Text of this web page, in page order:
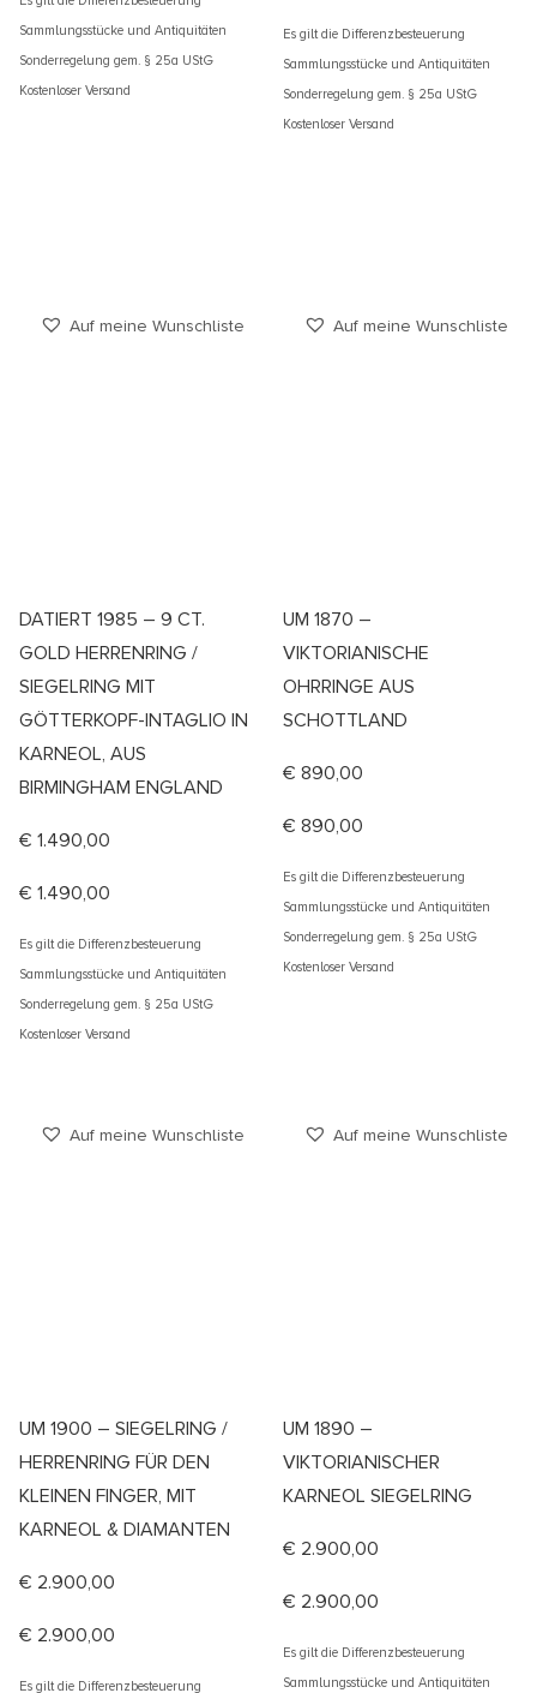
Sammlungsstücke und Antiquitäten
Sonderregelung gem. § 25a UStG
Kostenloser Versand
Es gilt die Differenzbesteuerung
Sammlungsstücke und Antiquitäten
Sonderregelung gem. § 25a UStG
Kostenloser Versand
Auf meine Wunschliste
DATIERT 1985 – 9 CT.
GOLD HERRENRING /
SIEGELRING MIT
GÖTTERKOPF-INTAGLIO IN
KARNEOL, AUS
BIRMINGHAM ENGLAND
€ 1.490,00
€ 1.490,00
Es gilt die Differenzbesteuerung
Sammlungsstücke und Antiquitäten
Sonderregelung gem. § 25a UStG
Kostenloser Versand
Auf meine Wunschliste
UM 1870 –
VIKTORIANISCHE
OHRRINGE AUS
SCHOTTLAND
€ 890,00
€ 890,00
Es gilt die Differenzbesteuerung
Sammlungsstücke und Antiquitäten
Sonderregelung gem. § 25a UStG
Kostenloser Versand
Auf meine Wunschliste
UM 1900 – SIEGELRING /
HERRENRING FÜR DEN
KLEINEN FINGER, MIT
KARNEOL & DIAMANTEN
€ 2.900,00
€ 2.900,00
Es gilt die Differenzbesteuerung
Auf meine Wunschliste
UM 1890 –
VIKTORIANISCHER
KARNEOL SIEGELRING
€ 2.900,00
€ 2.900,00
Es gilt die Differenzbesteuerung
Sammlungsstücke und Antiquitäten